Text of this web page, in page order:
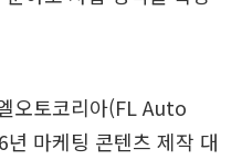
오토코리아(FL Auto
마케팅 콘텐츠 제작 대